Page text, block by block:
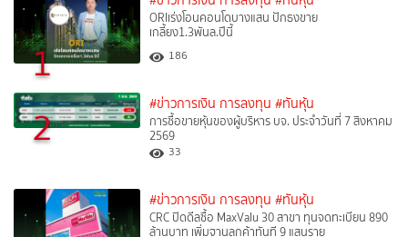
1
ORIเร่งโอนคอนโดบางแสน ปักธงขาย
เกลี้ยง1.3พันล.ปีนี้
186
2 #ข่าวการเงิน การลงทุน #ทันหุ้น
การซื้อขายหุ้นของผู้บริหาร บจ. ประจำวันที่ 7 สิงหาคม
2569
33
#ข่าวการเงิน การลงทุน #ทันหุ้น
CRC ปิดดีลซื้อ MaxValu 30 สาขา ทุนจดทะเบียน 890
ล้านบาท เพิ่มฐานลูกค้าทันที 9 แสนราย